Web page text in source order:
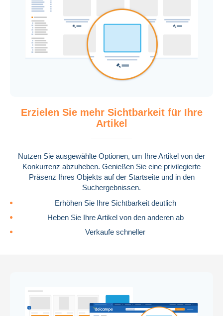
1.769.708 Artikel
Alte Papiere
2.954.339 Artikel
Erzielen Sie mehr Sichtbarkeit für Ihre
Artikel
Nutzen Sie ausgewählte Optionen, um Ihre Artikel von der
Konkurrenz abzuheben. Genießen Sie eine privilegierte
Präsenz Ihres Objekts auf der Startseite und in den
Suchergebnissen.
Erhöhen Sie Ihre Sichtbarkeit deutlich
Heben Sie Ihre Artikel von den anderen ab
Verkaufe schneller